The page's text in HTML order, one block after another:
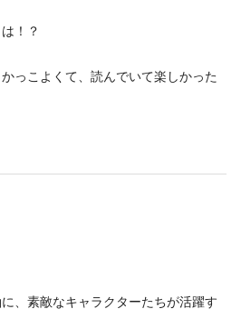
！？
っこよくて、読んでいて楽しかった
、素敵なキャラクターたちが活躍す